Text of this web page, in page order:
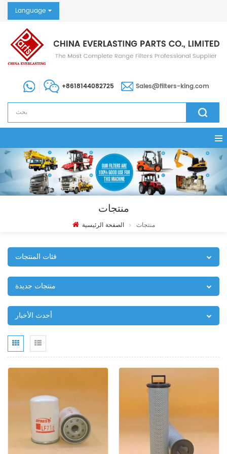
Language
+8618144082725 Sales@filters-king.com
منتجات
الصفحة الرئيسية منتجات
فئات المنتجات
منتجات جديدة
أحدث الأخبار